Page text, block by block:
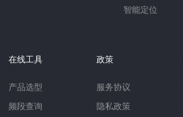
智能定位
在线工具
产品选型
频段查询
政策
服务协议
隐私政策